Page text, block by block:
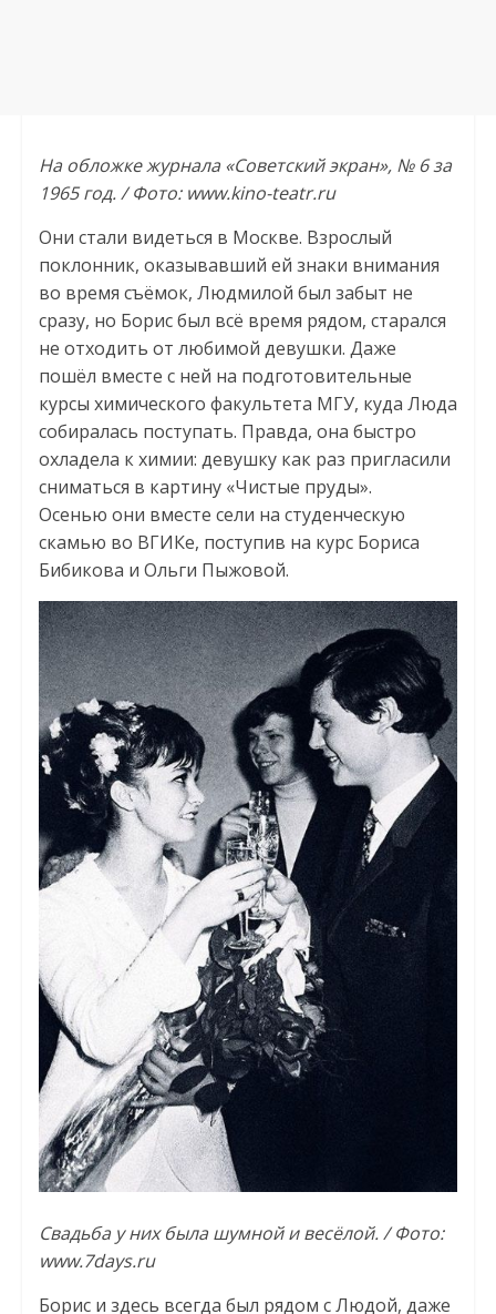
На обложке журнала «Советский экран», № 6 за
1965 год. / Фото: www.kino-teatr.ru
Они стали видеться в Москве. Взрослый
поклонник, оказывавший ей знаки внимания
во время съёмок, Людмилой был забыт не
сразу, но Борис был всё время рядом, старался
не отходить от любимой девушки. Даже
пошёл вместе с ней на подготовительные
курсы химического факультета МГУ, куда Люда
собиралась поступать. Правда, она быстро
охладела к химии: девушку как раз пригласили
сниматься в картину «Чистые пруды».
Осенью они вместе сели на студенческую
скамью во ВГИКе, поступив на курс Бориса
Бибикова и Ольги Пыжовой.
Свадьба у них была шумной и весёлой. / Фото:
www.7days.ru
Борис и здесь всегда был рядом с Людой, даже